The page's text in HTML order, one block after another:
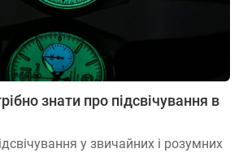
знати про підсвічування в
у звичайних і розумних